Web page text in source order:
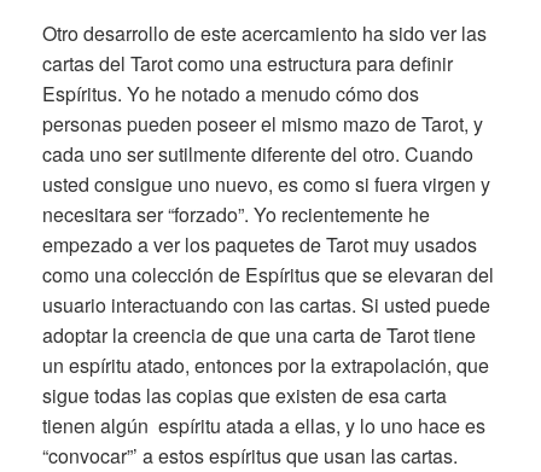
Otro desarrollo de este acercamiento ha sido ver las
cartas del Tarot como una estructura para definir
Espíritus. Yo he notado a menudo cómo dos
personas pueden poseer el mismo mazo de Tarot, y
cada uno ser sutilmente diferente del otro. Cuando
usted consigue uno nuevo, es como si fuera virgen y
necesitara ser “forzado”. Yo recientemente he
empezado a ver los paquetes de Tarot muy usados
como una colección de Espíritus que se elevaran del
usuario interactuando con las cartas. Si usted puede
adoptar la creencia de que una carta de Tarot tiene
un espíritu atado, entonces por la extrapolación, que
sigue todas las copias que existen de esa carta
tienen algún espíritu atada a ellas, y lo uno hace es
“convocar”’ a estos espíritus que usan las cartas.